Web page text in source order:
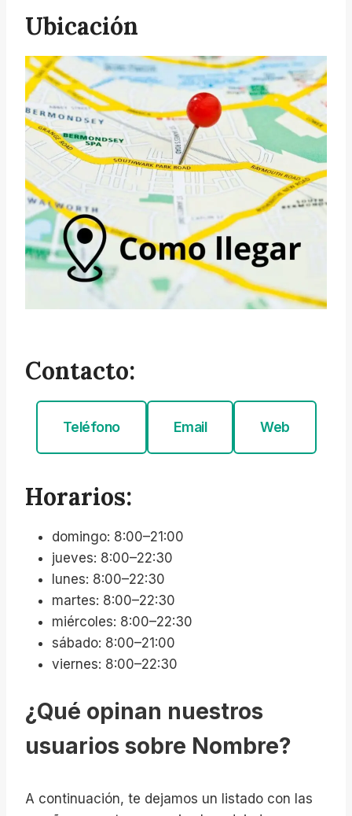
Ubicación
Contacto:
Teléfono Email Web
Horarios:
domingo: 8:00–21:00
jueves: 8:00–22:30
lunes: 8:00–22:30
martes: 8:00–22:30
miércoles: 8:00–22:30
sábado: 8:00–21:00
viernes: 8:00–22:30
¿Qué opinan nuestros
usuarios sobre Nombre?
A continuación, te dejamos un listado con las